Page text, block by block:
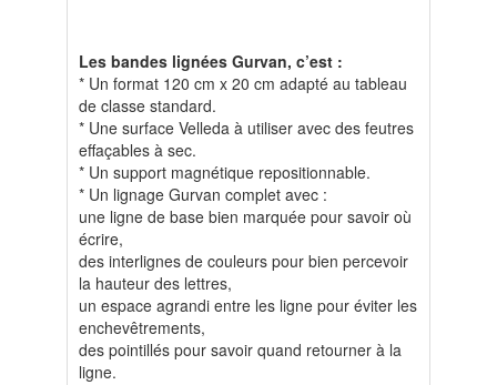
Les bandes lignées Gurvan, c’est :
* Un format 120 cm x 20 cm adapté au tableau
de classe standard.
* Une surface Velleda à utiliser avec des feutres
effaçables à sec.
* Un support magnétique repositionnable.
* Un lignage Gurvan complet avec :
une ligne de base bien marquée pour savoir où
écrire,
des interlignes de couleurs pour bien percevoir
la hauteur des lettres,
un espace agrandi entre les ligne pour éviter les
enchevêtrements,
des pointillés pour savoir quand retourner à la
ligne.